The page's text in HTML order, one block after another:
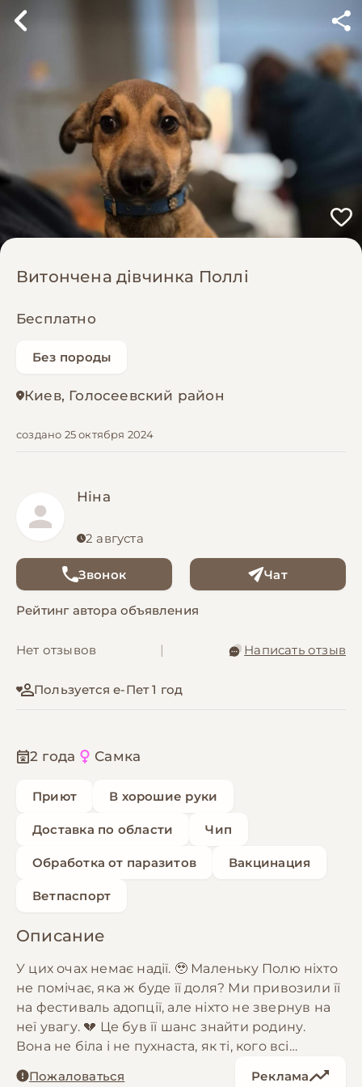
Витончена дівчинка Поллі
Бесплатно
Без породы
Киев, Голосеевский район
создано 25 октября 2024
Ніна
2 августа
Звонок Чат
Рейтинг автора объявления
Нет отзывов Написать отзыв
Пользуется е-Пет 1 год
2 года Самка
Приют В хорошие руки
Доставка по области Чип
Обработка от паразитов Вакцинация
Ветпаспорт
Описание
У цих очах немає надії. 🥹 Маленьку Полю ніхто
не помічає, яка ж буде її доля? Ми привозили її
на фестиваль адопції, але ніхто не звернув на
неї увагу. 💔 Це був її шанс знайти родину.
Вона не біла і не пухнаста, як ті, кого всі
Пожаловаться Реклама